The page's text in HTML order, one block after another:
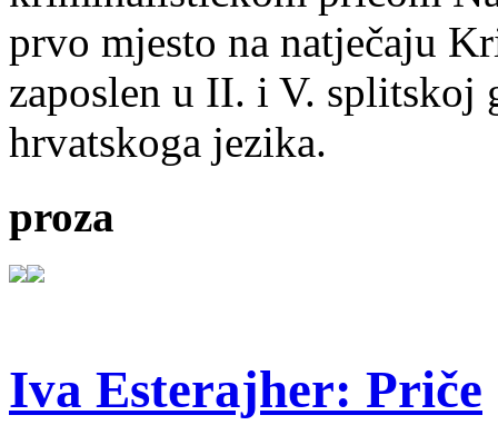
prvo mjesto na natječaju
zaposlen u II. i V. splitskoj
hrvatskoga jezika.
proza
Iva Esterajher: Priče